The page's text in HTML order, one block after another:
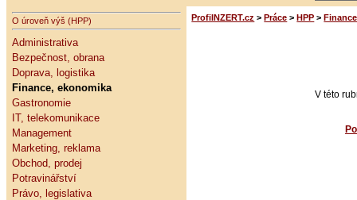
O úroveň výš (HPP)
Administrativa
Bezpečnost, obrana
Doprava, logistika
Finance, ekonomika
Gastronomie
IT, telekomunikace
Management
Marketing, reklama
Obchod, prodej
Potravinářství
Právo, legislativa
ProfiINZERT.cz > Práce > HPP >
V této